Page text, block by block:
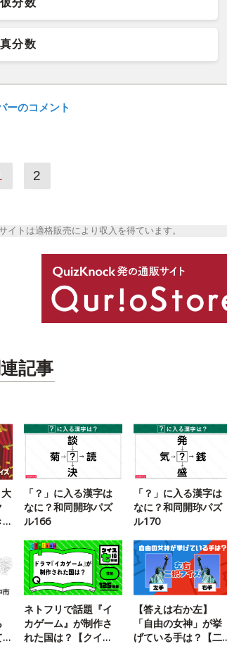
真分数
ーのコメント
2
トは適格販売により収入を得ています。
記事
「？」に入る漢字は
なに？和同開珎パズ
ル166
「？」に入る漢字は
なに？和同開珎パズ
ル170
ネトフリで話題『イ
カゲーム』が制作さ
れた国は？【クイ
【答えは右か左】
「自由の女神」が挙
げている手は？【二